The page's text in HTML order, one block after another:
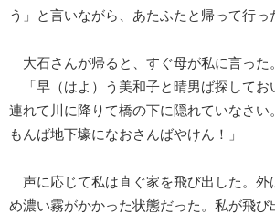
う」と言いながら、あたふたと帰って行っ
大石さんが帰ると、すぐ母が私に言った。
「早（はよ）う美和子と晴男ば探してお
連れて川に降りて橋の下に隠れていなさい
もんば地下壕になおさんばやけん！」
声に応じて私は直ぐ家を飛び出した。外
め濃い霧がかかった状態だった。私が飛び